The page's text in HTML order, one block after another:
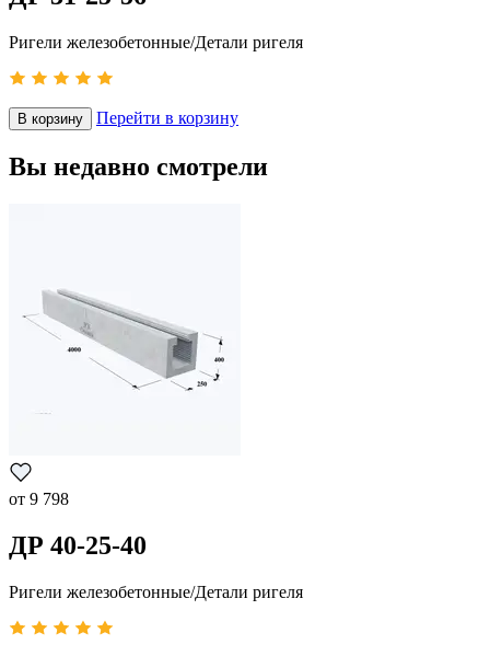
Ригели железобетонные/Детали ригеля
В корзину Перейти в корзину
Вы недавно смотрели
от 9 798
ДР 40-25-40
Ригели железобетонные/Детали ригеля